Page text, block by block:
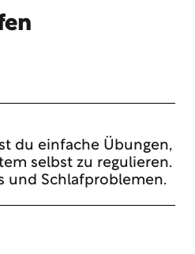
du einfache Übungen,
selbst zu regulieren.
und Schlafproblemen.